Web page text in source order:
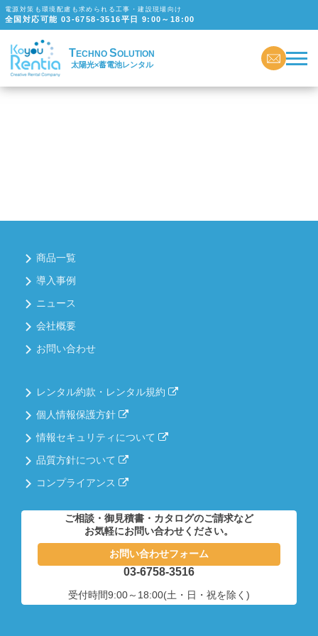
電源対策も環境配慮も求められる工事・建設現場向け
全国対応可能 03-6758-3516平日 9:00～18:00
TECHNO SOLUTION
太陽光×蓄電池レンタル
商品一覧
導入事例
ニュース
会社概要
お問い合わせ
レンタル約款・レンタル規約
個人情報保護方針
情報セキュリティについて
品質方針について
コンプライアンス
ご相談・御見積書・カタログのご請求など
お気軽にお問い合わせください。
お問い合わせフォーム
03-6758-3516
受付時間9:00～18:00(土・日・祝を除く)